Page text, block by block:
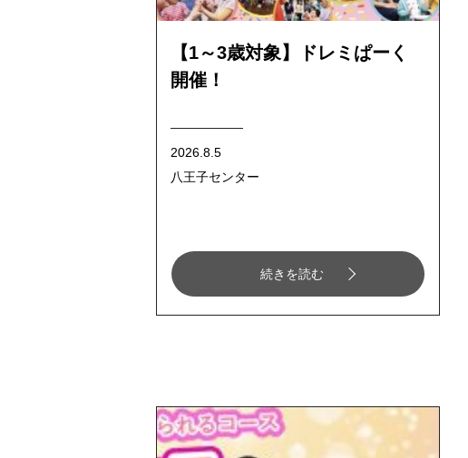
【1～3歳対象】ドレミぱーく
開催！
2026.8.5
八王子センター
続きを読む